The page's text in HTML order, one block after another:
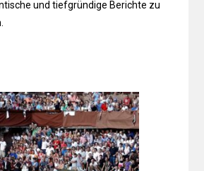
und tiefgründige Berichte zu